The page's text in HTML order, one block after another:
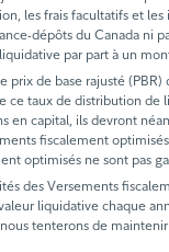
les frais facultatifs et
dépôts du Canada
par part à un
de base rajusté (PBR)
ce taux de distribution
en capital, ils devront
fiscalement
optimisés ne sont pas
des Versements
liquidative chaque
nous tenterons de